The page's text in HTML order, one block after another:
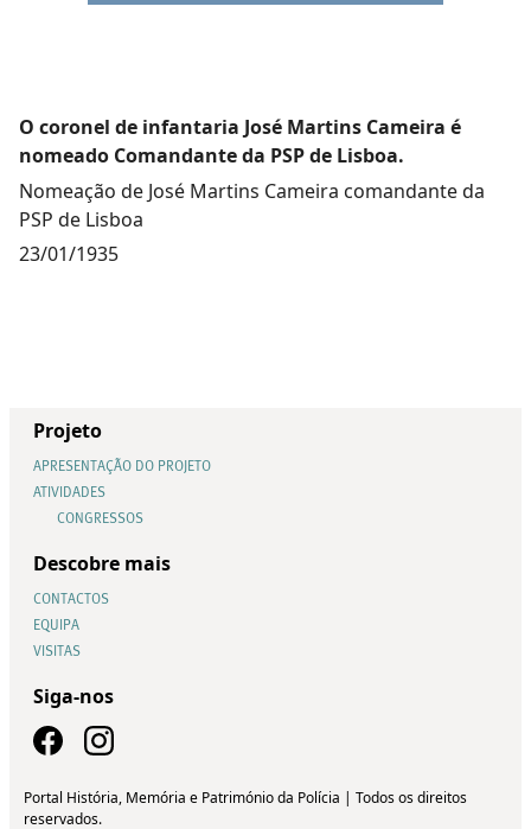
O coronel de infantaria José Martins Cameira é
nomeado Comandante da PSP de Lisboa.
Nomeação de José Martins Cameira comandante da
PSP de Lisboa
23/01/1935
Projeto
APRESENTAÇÃO DO PROJETO
ATIVIDADES
CONGRESSOS
Descobre mais
CONTACTOS
EQUIPA
VISITAS
Siga-nos
Portal História, Memória e Património da Polícia | Todos os direitos
reservados.